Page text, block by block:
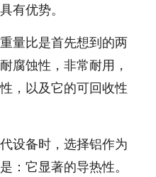
有优势。
量比是首先想到的两
腐蚀性，非常耐用，
，以及它的可回收性
设备时，选择铝作为
：它显著的导热性。